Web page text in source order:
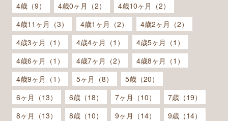
4歳（9）
4歳0ヶ月（2）
4歳10ヶ月（2）
4歳11ヶ月（3）
4歳1ヶ月（2）
4歳2ヶ月（2）
4歳3ヶ月（1）
4歳4ヶ月（1）
4歳5ヶ月（1）
4歳6ヶ月（1）
4歳7ヶ月（2）
4歳8ヶ月（1）
4歳9ヶ月（1）
5ヶ月（8）
5歳（20）
6ヶ月（13）
6歳（18） 7ヶ月（10）
7歳（19）
8ヶ月（13）
8歳（10） 9ヶ月（14）
9歳（14）